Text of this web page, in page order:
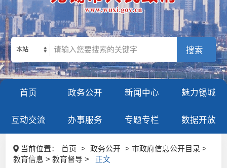
本站
首页 政务公开 新闻中心 魅力锡城
互动交流 办事服务 专题专栏 数据开放
当前位置： 首页 > 政务公开
> 市政府信息公开目录 >
教育信息 > 教育督导 >
正文